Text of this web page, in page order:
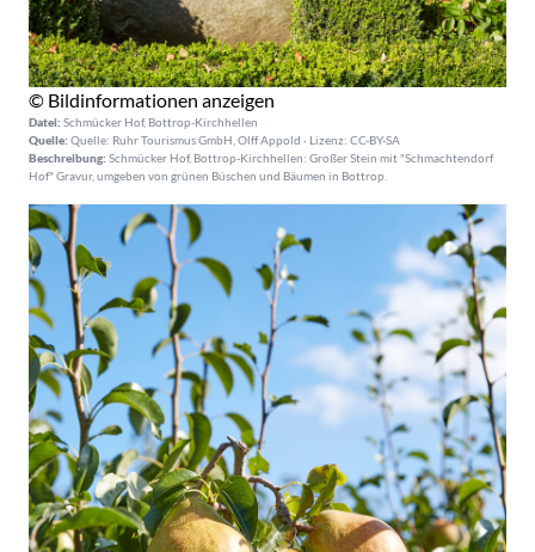
© Bildinformationen anzeigen
Datei: Schmücker Hof, Bottrop-Kirchhellen
Quelle: Quelle: Ruhr Tourismus GmbH, Olff Appold · Lizenz: CC-BY-SA
Beschreibung: Schmücker Hof, Bottrop-Kirchhellen: Großer Stein mit "Schmachtendorf
Hof" Gravur, umgeben von grünen Büschen und Bäumen in Bottrop.